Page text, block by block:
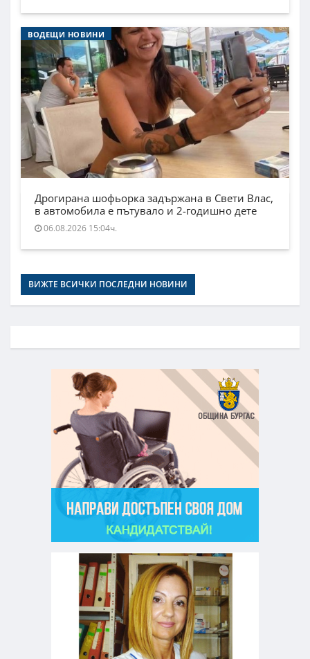
ВОДЕЩИ НОВИНИ
Дрогирана шофьорка задържана в Свети Влас,
в автомобила е пътувало и 2-годишно дете
06.08.2026 15:04ч.
ВИЖТЕ ВСИЧКИ ПОСЛЕДНИ НОВИНИ